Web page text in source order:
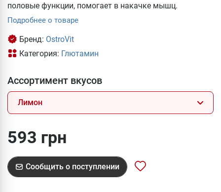
половые функции, помогает в накачке мышц.
Подробнее о товаре
Бренд: OstroVit
Категория: Глютамин
Ассортимент вкусов
Лимон
593 грн
Сообщить о поступлении